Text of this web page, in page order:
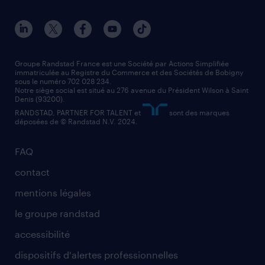
manutentionnaire
assistant administratif
comptable
contact entreprise
faq intérim / recrutement
nos agences par ville
nos agences par région
nos cabinets de recrutement
FAQ
contact
mentions légales
le groupe randstad
accessibilité
dispositifs d'alertes professionnelles
Groupe Randstad France est une Société par Actions Simplifiée
immatriculée au Registre du Commerce et des Sociétés de Bobigny
sous le numéro 702 028 234.
Notre siège social est situé au 276 avenue du Président Wilson à Saint
Denis (93200).
RANDSTAD, PARTNER FOR TALENT et
sont des marques
déposées de © Randstad N.V. 2024.